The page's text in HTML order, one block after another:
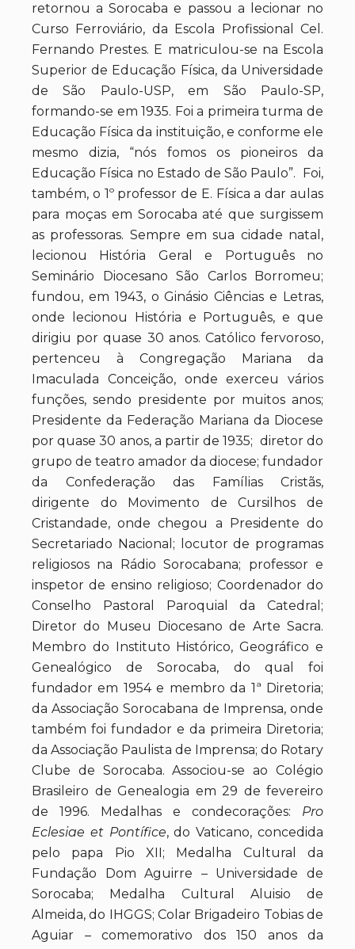
retornou a Sorocaba e passou a lecionar no
Curso Ferroviário, da Escola Profissional Cel.
Fernando Prestes. E matriculou-se na Escola
Superior de Educação Física, da Universidade
de São Paulo-USP, em São Paulo-SP,
formando-se em 1935. Foi a primeira turma de
Educação Física da instituição, e conforme ele
mesmo dizia, “nós fomos os pioneiros da
Educação Física no Estado de São Paulo”. Foi,
também, o 1º professor de E. Física a dar aulas
para moças em Sorocaba até que surgissem
as professoras. Sempre em sua cidade natal,
lecionou História Geral e Português no
Seminário Diocesano São Carlos Borromeu;
fundou, em 1943, o Ginásio Ciências e Letras,
onde lecionou História e Português, e que
dirigiu por quase 30 anos. Católico fervoroso,
pertenceu à Congregação Mariana da
Imaculada Conceição, onde exerceu vários
funções, sendo presidente por muitos anos;
Presidente da Federação Mariana da Diocese
por quase 30 anos, a partir de 1935; diretor do
grupo de teatro amador da diocese; fundador
da Confederação das Famílias Cristãs,
dirigente do Movimento de Cursilhos de
Cristandade, onde chegou a Presidente do
Secretariado Nacional; locutor de programas
religiosos na Rádio Sorocabana; professor e
inspetor de ensino religioso; Coordenador do
Conselho Pastoral Paroquial da Catedral;
Diretor do Museu Diocesano de Arte Sacra.
Membro do Instituto Histórico, Geográfico e
Genealógico de Sorocaba, do qual foi
fundador em 1954 e membro da 1ª Diretoria;
da Associação Sorocabana de Imprensa, onde
também foi fundador e da primeira Diretoria;
da Associação Paulista de Imprensa; do Rotary
Clube de Sorocaba. Associou-se ao Colégio
Brasileiro de Genealogia em 29 de fevereiro
de 1996. Medalhas e condecorações: Pro
Eclesiae et Pontífice, do Vaticano, concedida
pelo papa Pio XII; Medalha Cultural da
Fundação Dom Aguirre – Universidade de
Sorocaba; Medalha Cultural Aluisio de
Almeida, do IHGGS; Colar Brigadeiro Tobias de
Aguiar – comemorativo dos 150 anos da